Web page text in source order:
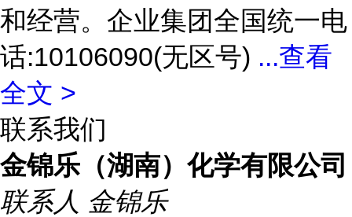
和经营。企业集团全国统一电
话:10106090(无区号) ...查看
全文 >
联系我们
金锦乐（湖南）化学有限公司
联系人 金锦乐